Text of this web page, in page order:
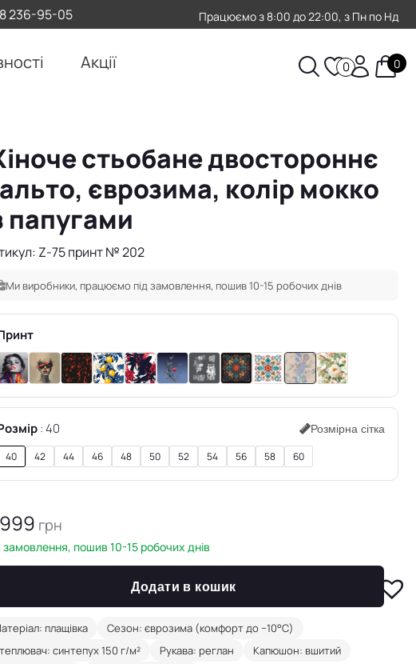
236-95-05 Працюємо з 8:00 до 22:00, з Пн по Нд
Акції 0 0
стьобане двостороннє
єврозима, колір мокко
папугами
Z-75 принт № 202
Ми виробники, працюємо під замовлення, пошив 10-15 робочих днів
40 Розмірна сітка
40 42 44 46 48 50 52 54 56 58 60
грн
замовлення, пошив 10-15 робочих днів
Додати в кошик
плащівка
Сезон: єврозима (комфорт до −10°C)
синтепух 150 г/м²
Рукава: реглан
Капюшон: вшитий